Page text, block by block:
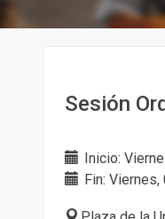
Sesión
Inicio:
Fin: